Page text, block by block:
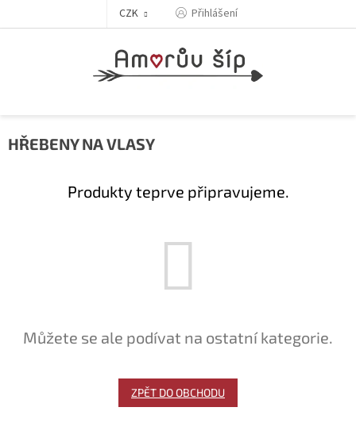
CZK Přihlášení
HŘEBENY NA VLASY
Produkty teprve připravujeme.
Můžete se ale podívat na ostatní kategorie.
ZPĚT DO OBCHODU